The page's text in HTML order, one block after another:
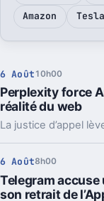
Amazon
Tesla
6 Août 10h00
Perplexity force
réalité du web
6 Août8h00
Telegram
son retrait de